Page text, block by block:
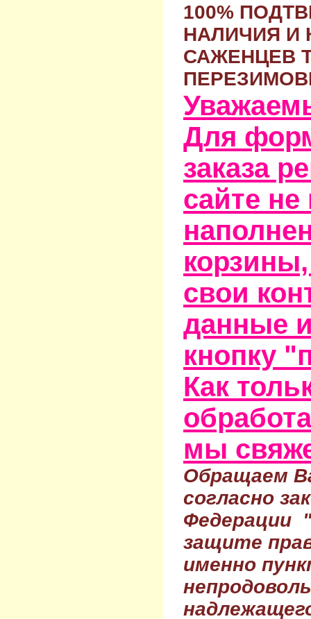
100%
НАЛИЧИЯ И
САЖЕНЦЕВ
Для
заказа
сайте
свои
данные
кнопку
Как
мы
Обращаем
согласно
Федерации
защите
именно